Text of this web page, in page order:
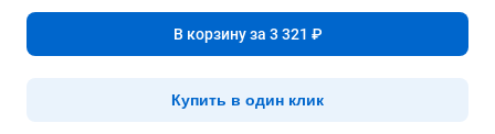
В корзину за 3 321 ₽
Купить в один клик